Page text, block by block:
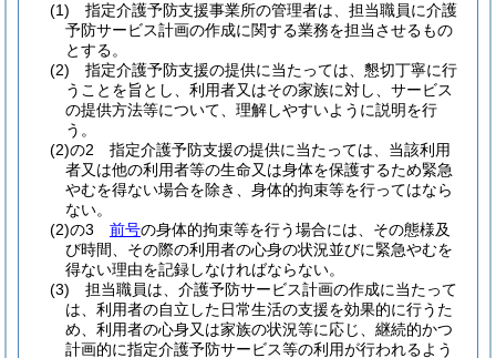
(1)
指定介護予防支援事業所の管理者は、担当職員に介護
予防サービス計画の作成に関する業務を担当させるもの
とする。
(2)
指定介護予防支援の提供に当たっては、懇切丁寧に行
うことを旨とし、利用者又はその家族に対し、サービス
の提供方法等について、理解しやすいように説明を行
う。
(2)の2
指定介護予防支援の提供に当たっては、当該利用
者又は他の利用者等の生命又は身体を保護するため緊急
やむを得ない場合を除き、身体的拘束等を行ってはなら
ない。
(2)の3
前号の身体的拘束等を行う場合には、その態様及
び時間、その際の利用者の心身の状況並びに緊急やむを
得ない理由を記録しなければならない。
(3)
担当職員は、介護予防サービス計画の作成に当たって
は、利用者の自立した日常生活の支援を効果的に行うた
め、利用者の心身又は家族の状況等に応じ、継続的かつ
計画的に指定介護予防サービス等の利用が行われるよう